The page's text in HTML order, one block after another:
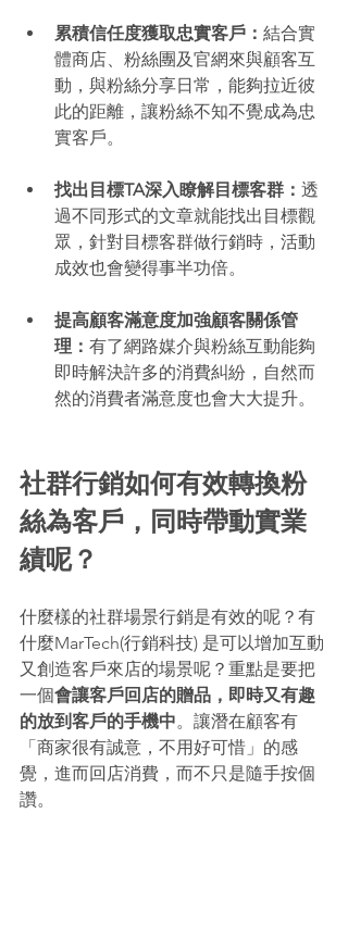
累積信任度獲取忠實客戶： 結合實
體商店、粉絲團及官網來與顧客互
動，與粉絲分享日常，能夠拉近彼
此的距離，讓粉絲不知不覺成為忠
實客戶。
找出目標TA深入瞭解目標客群： 透
過不同形式的文章就能找出目標觀
眾，針對目標客群做行銷時，活動
成效也會變得事半功倍。
提高顧客滿意度加強顧客關係管
理： 有了網路媒介與粉絲互動能夠
即時解決許多的消費糾紛，自然而
然的消費者滿意度也會大大提升。
社群行銷如何有效轉換粉
絲為客戶，同時帶動實業
績呢？
什麼樣的社群場景行銷是有效的呢？有
什麼MarTech(行銷科技) 是可以增加互動
又創造客戶來店的場景呢？重點是要把
一個會讓客戶回店的贈品，即時又有趣
的放到客戶的手機中。讓潛在顧客有
「商家很有誠意，不用好可惜」的感
覺，進而回店消費，而不只是隨手按個
讚。